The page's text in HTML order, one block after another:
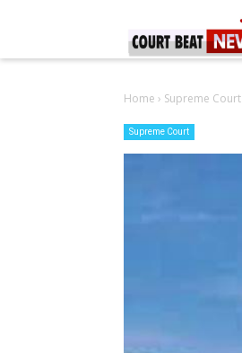
Home › Supreme Court
Supreme Court